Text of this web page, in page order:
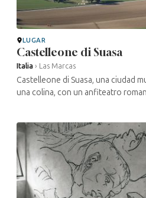
LUGAR
Castelleone di Suasa
Italia › Las Marcas
Castelleone di Suasa, una ciudad
una colina, con un anfiteatro